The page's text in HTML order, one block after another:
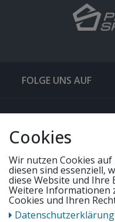
FOLGE UNS AUF
QUICKLINKS & TIPPS
UNSERE ANGEBOTE
Cookies
Wir nutzen Cookies
diesen sind essenziell,
diese Website und Ihre
Weitere Informationen
Cookies und Ihren
Daten­schutz­erklärung